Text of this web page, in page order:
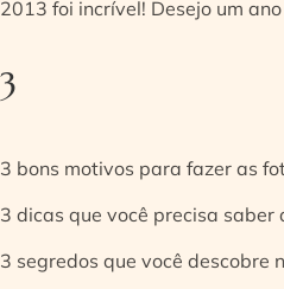
2013 foi incrível! Desejo um
3
3 bons motivos para fazer as
3 dicas que você precisa
3 segredos que você descobre